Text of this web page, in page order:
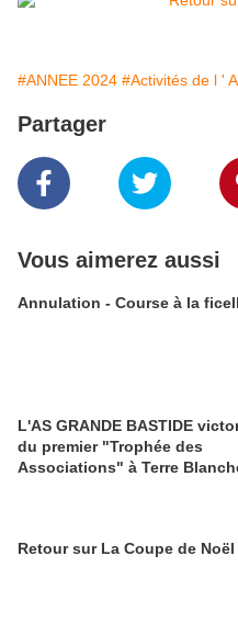
#ANNEE 2024 #Activités de l '
Partager
Vous aimerez aussi
Annulation - Course à la
L'AS GRANDE BASTIDE
du premier "Trophée des
Associations" à Terre
Retour sur La Coupe de Noël